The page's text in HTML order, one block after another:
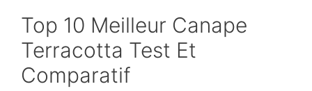
Top 10 Meilleur Canape
Terracotta Test Et
Comparatif